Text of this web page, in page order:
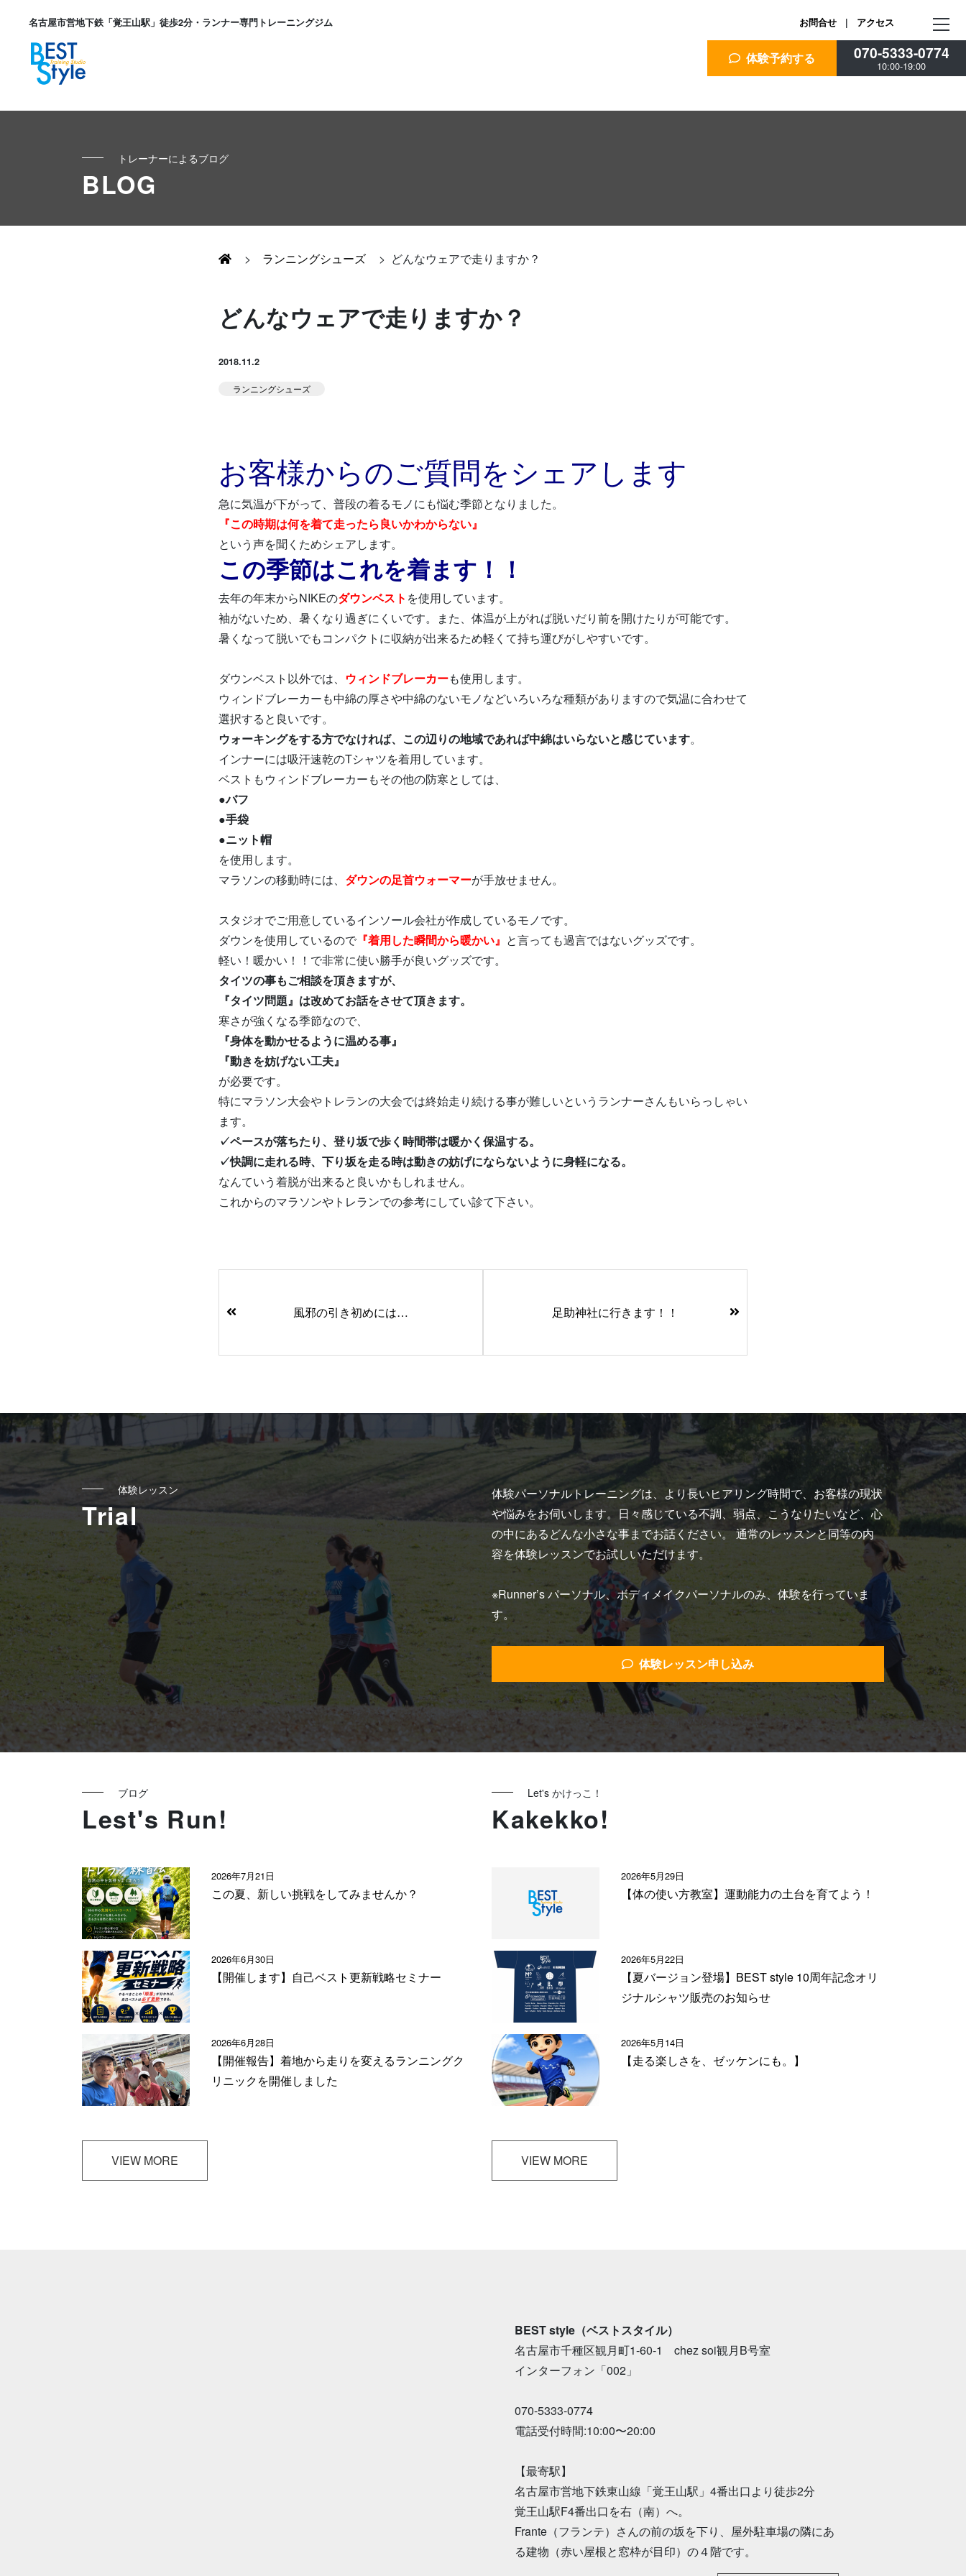
名古屋市営地下鉄「覚王山駅」徒歩2分・ランナー専門トレーニングジム お問合せ | アクセス
体験予約する 070-5333-0774
10:00-19:00
KIDSかけっこ
問い合せ
体験予約する
トレーナーによるブログ
BLOG
> ランニングシューズ > どんなウェアで走りますか？
どんなウェアで走りますか？
2018.11.2
ランニングシューズ
お客様からのご質問をシェアします
急に気温が下がって、普段の着るモノにも悩む季節となりました。
『この時期は何を着て走ったら良いかわからない』
という声を聞くためシェアします。
この季節はこれを着ます！！
去年の年末からNIKEのダウンベスト を使用しています。
袖がないため、暑くなり過ぎにくいです。また、体温が上がれば脱いだり前を開けたりが可能です。
暑くなって脱いでもコンパクトに収納が出来るため軽くて持ち運びがしやすいです。
ダウンベスト以外では、 ウィンドブレーカーも使用します。
ウィンドブレーカーも中綿の厚さや中綿のないモノなどいろいろな種類がありますので気温に合わせて
選択すると良いです。
ウォーキングをする方でなければ、この辺りの地域であれば中綿はいらないと感じています。
インナーには吸汗速乾のTシャツを着用しています。
ベストもウィンドブレーカーもその他の防寒としては、
●バフ
●手袋
●ニット帽
を使用します。
マラソンの移動時には、 ダウンの足首ウォーマーが手放せません。
スタジオでご用意しているインソール会社が作成しているモノです。
ダウンを使用しているので 『着用した瞬間から暖かい』 と言っても過言ではないグッズです。
軽い！暖かい！！で非常に使い勝手が良いグッズです。
タイツの事もご相談を頂きますが、
『タイツ問題』は改めてお話をさせて頂きます。
寒さが強くなる季節なので、
『身体を動かせるように温める事』
『動きを妨げない工夫』
が必要です。
特にマラソン大会やトレランの大会では終始走り続ける事が難しいというランナーさんもいらっしゃい
ます。
✓ペースが落ちたり、登り坂で歩く時間帯は暖かく保温する。
✓快調に走れる時、下り坂を走る時は動きの妨げにならないように身軽になる。
なんていう着脱が出来ると良いかもしれません。
これからのマラソンやトレランでの参考にしてい診て下さい。
後
記
へ
の
リ
ン
ク
風邪の引き初めには… 足助神社に行きます！！
体験レッスン
Trial
体験パーソナルトレーニングは、より長いヒアリング時間で、お客様の現状
や悩みをお伺いします。日々感じている不調、弱点、こうなりたいなど、心
の中にあるどんな小さな事までお話ください。 通常のレッスンと同等の内
容を体験レッスンでお試しいただけます。
※Runner’s パーソナル、ボディメイクパーソナルのみ、体験を行っていま
す。
体験レッスン申し込み
ブログ
Lest's Run!
2026年7月21日
この夏、新しい挑戦をしてみませんか？
2026年6月30日
【開催します】自己ベスト更新戦略セミナー
2026年6月28日
【開催報告】着地から走りを変えるランニングク
リニックを開催しました
VIEW MORE
Let's かけっこ！
Kakekko!
2026年5月29日
【体の使い方教室】運動能力の土台を育てよう！
2026年5月22日
【夏バージョン登場】BEST style 10周年記念オリ
ジナルシャツ販売のお知らせ
2026年5月14日
【走る楽しさを、ゼッケンにも。】
VIEW MORE
BEST style（ベストスタイル）
名古屋市千種区観月町1-60-1 chez soi観月B号室
インターフォン「002」
070-5333-0774
電話受付時間:10:00〜20:00
【最寄駅】
名古屋市営地下鉄東山線「覚王山駅」4番出口より徒歩2分
覚王山駅F4番出口を右（南）へ。
Frante（フランテ）さんの前の坂を下り、屋外駐車場の隣にあ
る建物（赤い屋根と窓枠が目印）の４階です。